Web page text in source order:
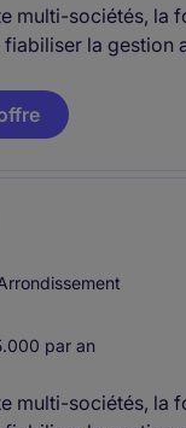
multi-sociétés, la
la gestion
support direct
des processus
par an
multi-sociétés, la